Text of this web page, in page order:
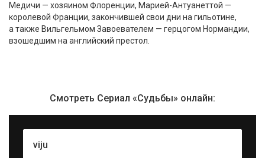
Медичи — хозяином Флоренции, Марией-Антуанеттой —
королевой Франции, закончившей свои дни на гильотине,
а также Вильгельмом Завоевателем — герцогом Нормандии,
взошедшим на английский престол.
Смотреть Сериал «Судьбы» онлайн:
viju